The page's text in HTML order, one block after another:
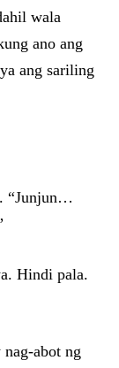
wala
ano ang
ang sariling
“Junjun…
Hindi pala.
abot ng